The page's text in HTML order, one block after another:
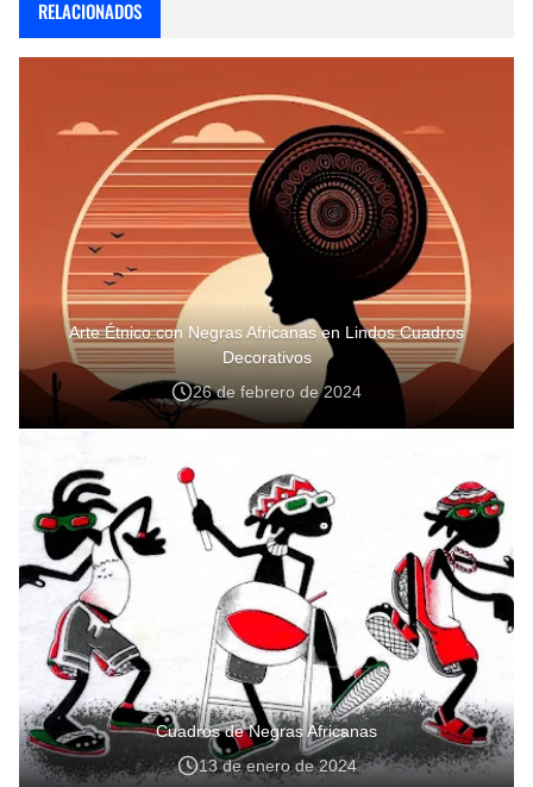
RELACIONADOS
Arte Étnico con Negras Africanas en Lindos Cuadros
Decorativos
26 de febrero de 2024
Cuadros de Negras Africanas
13 de enero de 2024